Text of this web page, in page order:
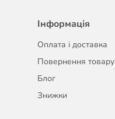
Інформація
Оплата і доставка
Повернення товару
Блог
Знижки